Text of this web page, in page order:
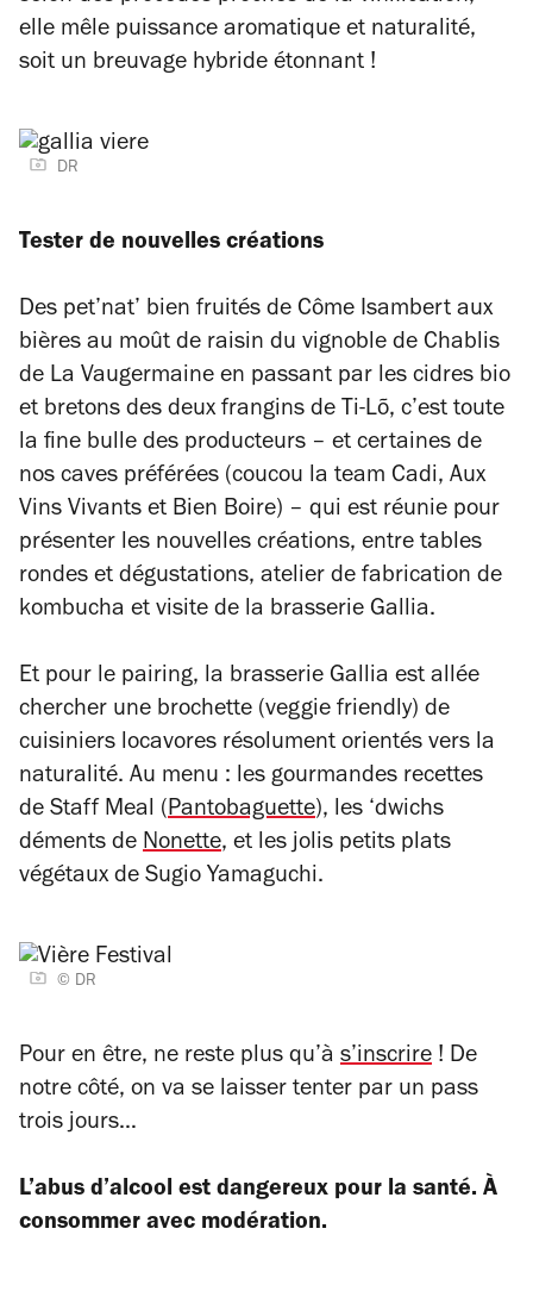
elle mêle puissance aromatique et naturalité,
soit un breuvage hybride étonnant !
DR
Tester de nouvelles créations
Des pet’nat’ bien fruités de Côme Isambert aux
bières au moût de raisin du vignoble de Chablis
de La Vaugermaine en passant par les cidres bio
et bretons des deux frangins de Ti-Lõ, c’est toute
la fine bulle des producteurs – et certaines de
nos caves préférées (coucou la team Cadi, Aux
Vins Vivants et Bien Boire) – qui est réunie pour
présenter les nouvelles créations, entre tables
rondes et dégustations, atelier de fabrication de
kombucha et visite de la brasserie Gallia.
Et pour le pairing, la brasserie Gallia est allée
chercher une brochette (veggie friendly) de
cuisiniers locavores résolument orientés vers la
naturalité. Au menu : les gourmandes recettes
de Staff Meal (Pantobaguette), les ‘dwichs
déments de Nonette, et les jolis petits plats
végétaux de Sugio Yamaguchi.
© DR
Pour en être, ne reste plus qu’à s’inscrire ! De
notre côté, on va se laisser tenter par un pass
trois jours…
L’abus d’alcool est dangereux pour la santé. À
consommer avec modération.